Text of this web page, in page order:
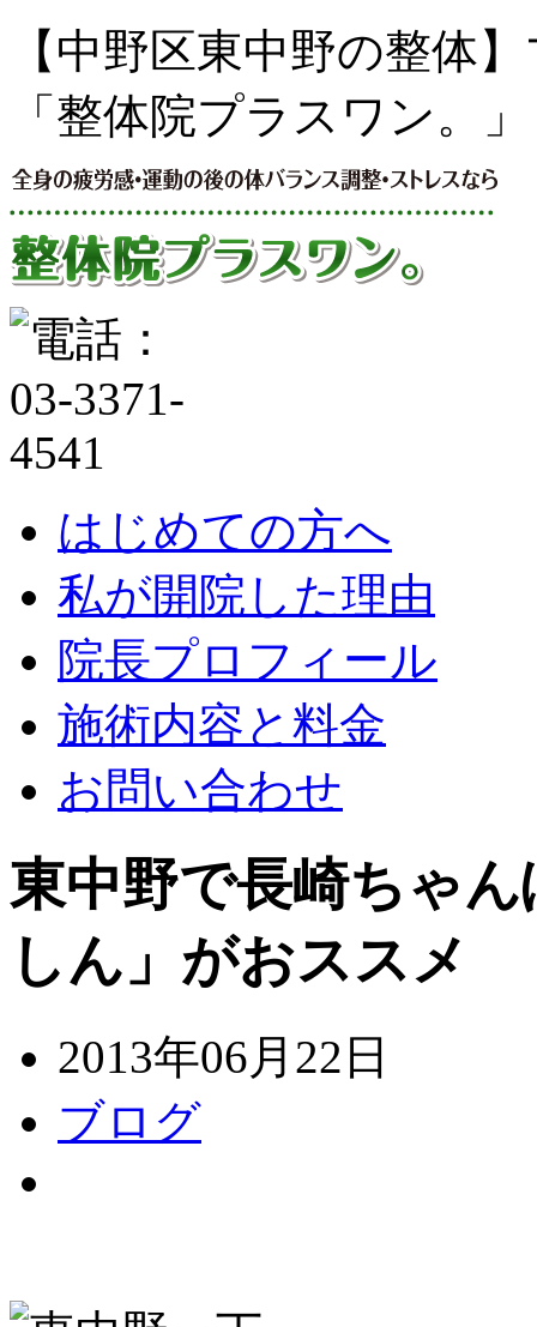
【中野区東中野の整体
「整体院プラスワン。」
はじめての方へ
私が開院した理由
院長プロフィール
施術内容と料金
お問い合わせ
東中野で長崎ちゃ
しん」がおススメ
2013年06月22日
ブログ